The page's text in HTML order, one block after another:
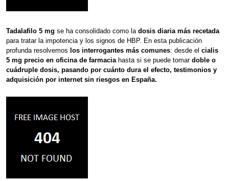
Tadalafilo 5 mg se ha consolidado como ladosis diaria más recetada
para tratar la impotencia y los signos de HBP. En esta publicación
profunda resolvemoslos interrogantes más comunes: desde elcialis
5 mg precio en oficina de farmacia hasta si se puede tomardoble o
cuádruple dosis, pasando por cuánto dura el efecto, testimonios y
adquisición por internet sin riesgos en España.